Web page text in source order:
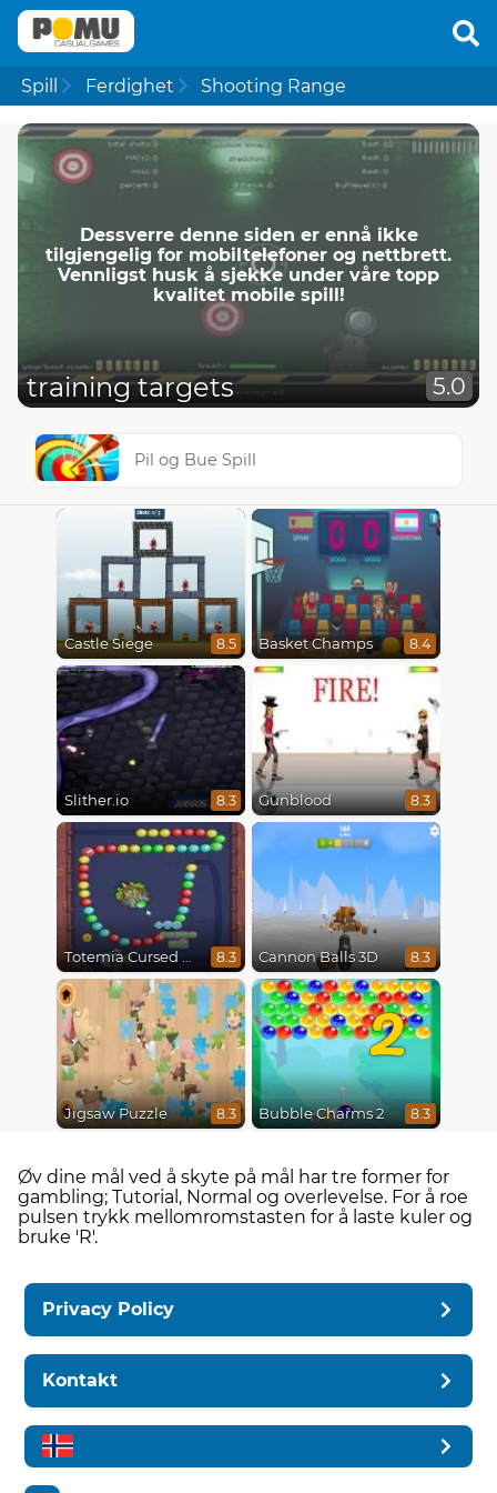
Spill Ferdighet Shooting Range
Dessverre denne siden er ennå ikke
tilgjengelig for mobiltelefoner og nettbrett.
Vennligst husk å sjekke under våre topp
kvalitet mobile spill!
training targets 5.0
Pil og Bue Spill
Castle Siege 8.5 Basket Champs 8.4
Slither.io 8.3 Gunblood 8.3
Totemia Cursed Marbles 8.3 Cannon Balls 3D 8.3
Jigsaw Puzzle 8.3
2
Bubble Charms 2 8.3
Øv dine mål ved å skyte på mål har tre former for
gambling; Tutorial, Normal og overlevelse. For å roe
pulsen trykk mellomromstasten for å laste kuler og
bruke 'R'.
Privacy Policy
Kontakt